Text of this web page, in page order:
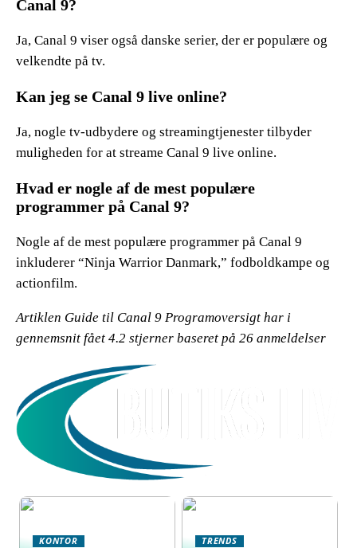
Canal 9?
Ja, Canal 9 viser også danske serier, der er populære og
velkendte på tv.
Kan jeg se Canal 9 live online?
Ja, nogle tv-udbydere og streamingtjenester tilbyder
muligheden for at streame Canal 9 live online.
Hvad er nogle af de mest populære
programmer på Canal 9?
Nogle af de mest populære programmer på Canal 9
inkluderer “Ninja Warrior Danmark,” fodboldkampe og
actionfilm.
Artiklen Guide til Canal 9 Programoversigt har i
gennemsnit fået 4.2 stjerner baseret på 26 anmeldelser
KONTOR TRENDS